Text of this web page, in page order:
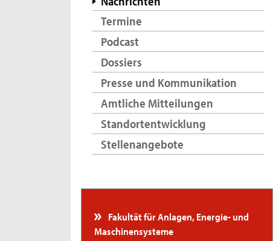
Termine
Podcast
Dossiers
Presse und Kommunikation
Amtliche Mitteilungen
Standortentwicklung
Stellenangebote
Fakultät für Anlagen, Energie- und
Maschinensysteme